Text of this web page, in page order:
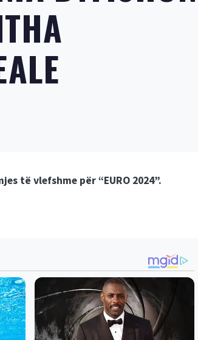
të vlefshme për “EURO 2024”.